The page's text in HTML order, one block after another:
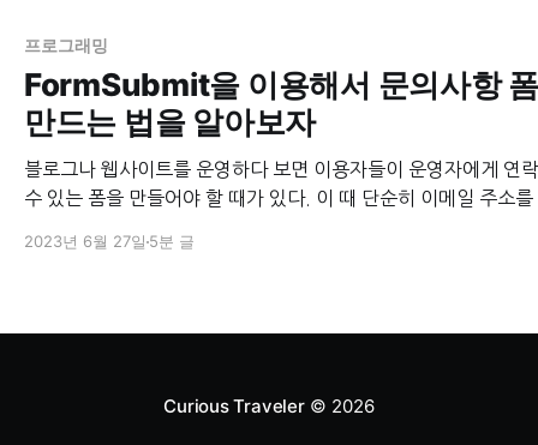
프로그래밍
FormSubmit을 이용해서 문의사항
만드는 법을 알아보자
블로그나 웹사이트를 운영하다 보면 이용자들이 운영자에게 연
수 있는 폼을 만들어야 할 때가 있다. 이 때 단순히 이메일 주소를
지만, 온라인에 이메일 주소를 텍스트로 적어두면 쉽게 스크레이
2023년 6월 27일 5분 글
Curious Traveler© 2026